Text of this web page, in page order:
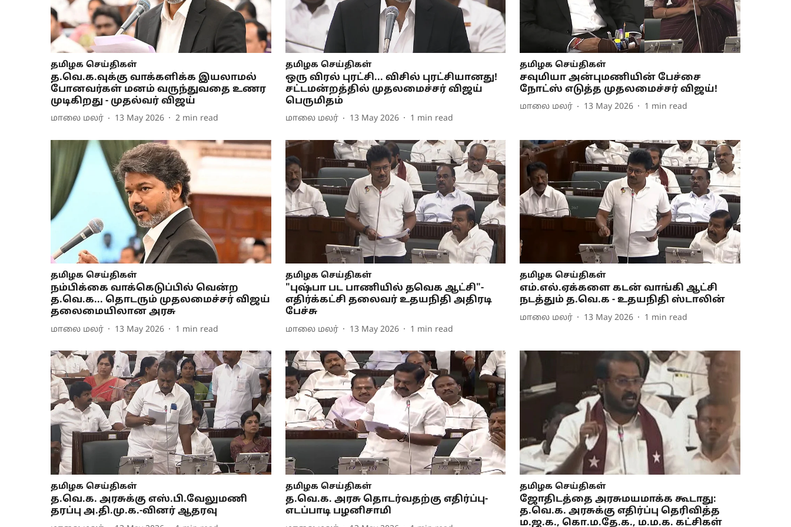
தமிழக செய்திகள்
த.வெ.க.வுக்கு வாக்களிக்க இயலாமல்
போனவர்கள் மனம் வருந்துவதை உணர
முடிகிறது - முதல்வர் விஜய்
மாலை மலர் 13 May 2026 2 min read
தமிழக செய்திகள்
ஒரு விரல் புரட்சி... விசில் புரட்சியானது!
சட்டமன்றத்தில் முதலமைச்சர் விஜய்
பெருமிதம்
மாலை மலர் 13 May 2026 1 min read
தமிழக செய்திகள்
சவுமியா அன்புமணியின் பேச்சை
நோட்ஸ் எடுத்த முதலமைச்சர் விஜய்!
மாலை மலர் 13 May 2026 1 min read
தமிழக செய்திகள்
நம்பிக்கை வாக்கெடுப்பில் வென்ற
த.வெ.க... தொடரும் முதலமைச்சர் விஜய்
தலைமையிலான அரசு
மாலை மலர் 13 May 2026 1 min read
தமிழக செய்திகள்
"புஷ்பா பட பாணியில் தவெக ஆட்சி"-
எதிர்க்கட்சி தலைவர் உதயநிதி அதிரடி
பேச்சு
மாலை மலர் 13 May 2026 1 min read
தமிழக செய்திகள்
எம்.எல்.ஏக்களை கடன் வாங்கி ஆட்சி
நடத்தும் த.வெ.க - உதயநிதி ஸ்டாலின்
மாலை மலர் 13 May 2026 1 min read
தமிழக செய்திகள்
த.வெ.க. அரசுக்கு எஸ்.பி.வேலுமணி
தரப்பு அ.தி.மு.க.-வினர் ஆதரவு
தமிழக செய்திகள்
த.வெ.க. அரசு தொடர்வதற்கு எதிர்ப்பு-
எடப்பாடி பழனிசாமி
தமிழக செய்திகள்
ஜோதிடத்தை அரசுமயமாக்க கூடாது:
த.வெ.க. அரசுக்கு எதிர்ப்பு தெரிவித்த
ம.ஜ.க., கொ.ம.தே.க., ம.ம.க. கட்சிகள்